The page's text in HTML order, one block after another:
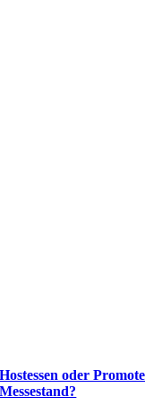
Hostessen oder
Messestand?